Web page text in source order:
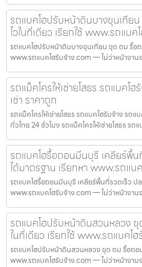
รถแบคโฮปรับหน้าดินบางขุนเทีย
ไวในที่เดียว เรียกใช้ www.รถแบ
รถแบคโฮปรับหน้าดินบางขุนเทียน ขุด ถม รื้อถ
www.รถแบคโฮรับจ้าง.com — ไม่ว่าหน้างาน
รถแม็คโครให้เช่ายโสธร รถแบคโฮ
เช่า ราคาถูก
รถแม็คโครให้เช่ายโสธร รถแบคโฮรับจ้าง รถแ
ทั่วไทย 24 ชั่วโมง รถแม็คโครให้เช่ายโสธร รถ
รถแบคโฮรื้อถอนมีนบุรี เคลียร์พื้
ได้มาตรฐาน เรียกหา www.รถแบ
รถแบคโฮรื้อถอนมีนบุรี เคลียร์พื้นที่รวดเร็ว ป
www.รถแบคโฮรับจ้าง.com — ไม่ว่าหน้างาน
รถแบคโฮปรับหน้าดินสวนหลวง
ในที่เดียว เรียกใช้ www.รถแบคโ
รถแบคโฮปรับหน้าดินสวนหลวง ขุด ถม รื้อถอน
www.รถแบคโฮรับจ้าง.com — ไม่ว่าหน้างาน